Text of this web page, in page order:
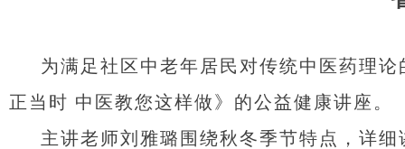
为满足社区中老年居民对传统中医药理
正当时 中医教您这样做》的公益健康讲座。
主讲老师刘雅璐围绕秋冬季节特点，详